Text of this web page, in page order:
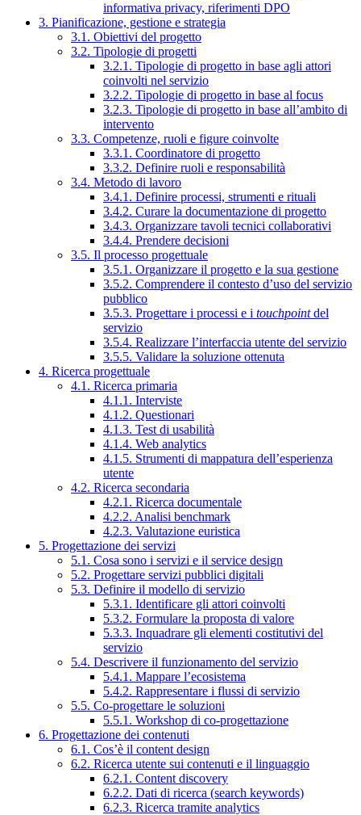
informativa privacy, riferimenti DPO
3. Pianificazione, gestione e strategia
3.1. Obiettivi del progetto
3.2. Tipologie di progetti
3.2.1. Tipologie di progetto in base agli attori
coinvolti nel servizio
3.2.2. Tipologie di progetto in base al focus
3.2.3. Tipologie di progetto in base all’ambito di
intervento
3.3. Competenze, ruoli e figure coinvolte
3.3.1. Coordinatore di progetto
3.3.2. Definire ruoli e responsabilità
3.4. Metodo di lavoro
3.4.1. Definire processi, strumenti e rituali
3.4.2. Curare la documentazione di progetto
3.4.3. Organizzare tavoli tecnici collaborativi
3.4.4. Prendere decisioni
3.5. Il processo progettuale
3.5.1. Organizzare il progetto e la sua gestione
3.5.2. Comprendere il contesto d’uso del servizio
pubblico
3.5.3. Progettare i processi e i touchpointdel
servizio
3.5.4. Realizzare l’interfaccia utente del servizio
3.5.5. Validare la soluzione ottenuta
4. Ricerca progettuale
4.1. Ricerca primaria
4.1.1. Interviste
4.1.2. Questionari
4.1.3. Test di usabilità
4.1.4. Web analytics
4.1.5. Strumenti di mappatura dell’esperienza
utente
4.2. Ricerca secondaria
4.2.1. Ricerca documentale
4.2.2. Analisi benchmark
4.2.3. Valutazione euristica
5. Progettazione dei servizi
5.1. Cosa sono i servizi e il service design
5.2. Progettare servizi pubblici digitali
5.3. Definire il modello di servizio
5.3.1. Identificare gli attori coinvolti
5.3.2. Formulare la proposta di valore
5.3.3. Inquadrare gli elementi costitutivi del
servizio
5.4. Descrivere il funzionamento del servizio
5.4.1. Mappare l’ecosistema
5.4.2. Rappresentare i flussi di servizio
5.5. Co-progettare le soluzioni
5.5.1. Workshop di co-progettazione
6. Progettazione dei contenuti
6.1. Cos’è il content design
6.2. Ricerca utente sui contenuti e il linguaggio
6.2.1. Content discovery
6.2.2. Dati di ricerca (search keywords)
6.2.3. Ricerca tramite analytics